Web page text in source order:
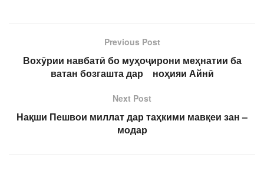
Previous Post
Вохӯрии навбатӣ бо муҳоҷирони меҳнатии ба
ватан бозгашта дар ноҳияи Айнӣ
Next Post
Нақши Пешвои миллат дар таҳкими мавқеи зан –
модар